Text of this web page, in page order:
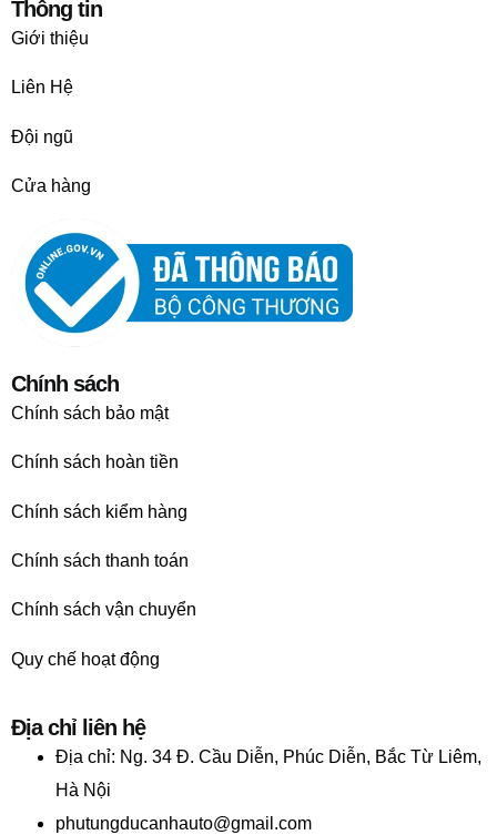
Thông tin
Giới thiệu
Liên Hệ
Đội ngũ
Cửa hàng
Chính sách
Chính sách bảo mật
Chính sách hoàn tiền
Chính sách kiểm hàng
Chính sách thanh toán
Chính sách vận chuyển
Quy chế hoạt động
Địa chỉ liên hệ
Địa chỉ: Ng. 34 Đ. Cầu Diễn, Phúc Diễn, Bắc Từ Liêm,
Hà Nội
phutungducanhauto@gmail.com